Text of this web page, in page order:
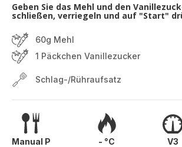
Geben Sie das Mehl und den
schließen, verriegeln und auf "Start"
60g Mehl
1 Päckchen Vanillezucker
Schlag-/Rühraufsatz
Manual P - °C V3